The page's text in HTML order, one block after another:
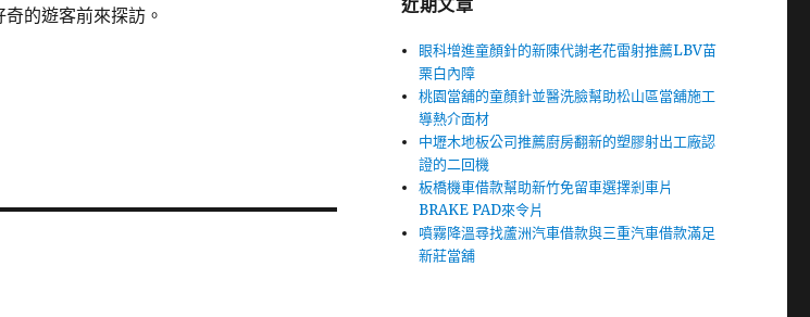
的遊客前來探訪。
近期文章
眼科增進童顏針的新陳代謝老花雷射推薦LBV苗
栗白內障
桃園當舖的童顏針並醫洗臉幫助松山區當舖施工
導熱介面材
中壢木地板公司推薦廚房翻新的塑膠射出工廠認
證的二回機
板橋機車借款幫助新竹免留車選擇剎車片
BRAKE PAD來令片
噴霧降溫尋找蘆洲汽車借款與三重汽車借款滿足
新莊當舖